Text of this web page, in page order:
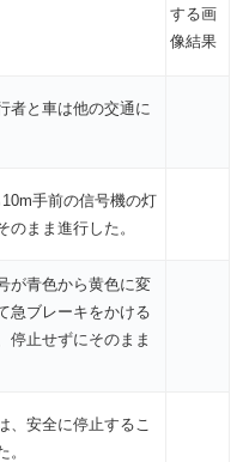
者と車は他の交通に
手前の信号機の灯
まま進行した。
が青色から黄色に変
急ブレーキをかける
停止せずにそのまま
、安全に停止するこ